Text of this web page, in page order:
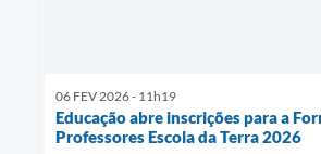
06 FEV 2026 - 11h19
Educação abre inscrições para a
Professores Escola da Terra 2026